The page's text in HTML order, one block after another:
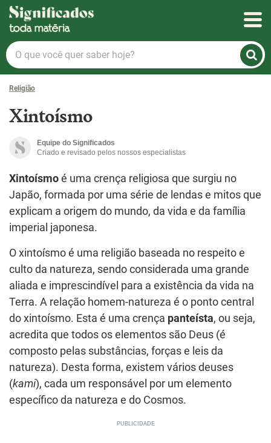
Significados
O
que
você
quer
hoje?
Religião
Xintoísmo
Equipe do Significados
Criado e revisado pelos nossos especialistas
Xintoísmo é uma crença religiosa que surgiu no
Japão, formada por uma série de lendas e mitos que
explicam a origem do mundo, da vida e da família
imperial japonesa.
O xintoísmo é uma religião baseada no respeito e
culto da natureza, sendo considerada uma grande
aliada e imprescindível para a existência da vida na
Terra. A relação homem-natureza é o ponto central
do xintoísmo. Esta é uma crença panteísta, ou seja,
acredita que todos os elementos são Deus (é
composto pelas substâncias, forças e leis da
natureza). Desta forma, existem vários deuses
(kami), cada um responsável por um elemento
específico da natureza e do Cosmos.